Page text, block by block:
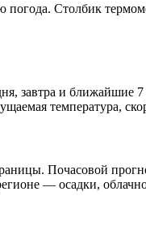
погода. Столбик
завтра и
температура,
Почасовой
— осадки,